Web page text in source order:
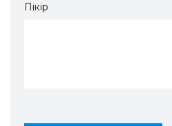
Пікір